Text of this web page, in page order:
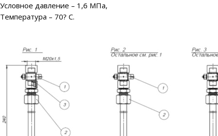
Условное давление – 1,6 МПа,
Температура – 70? С.